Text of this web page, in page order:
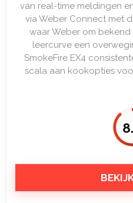
van real-time meldingen
via Weber Connect met
waar Weber om bekend
leercurve een
SmokeFire EX4
scala aan kookopties